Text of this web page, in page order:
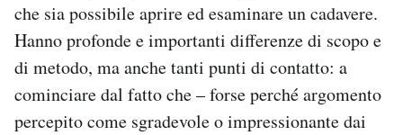
che sia possibile aprire ed esaminare un cadavere.
Hanno profonde e importanti differenze di scopo e
di metodo, ma anche tanti punti di contatto: a
cominciare dal fatto che – forse perché argomento
percepito come sgradevole o impressionante dai